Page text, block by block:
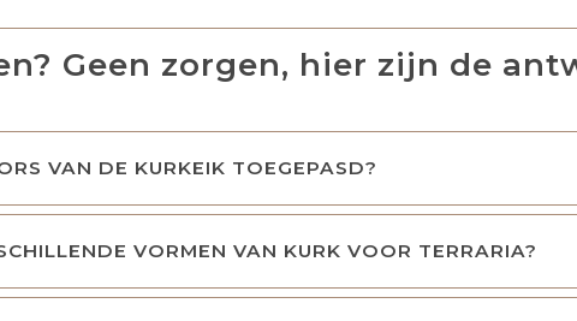
Geen zorgen, hier zijn de
VAN DE KURKEIK TOEGEPASD?
VORMEN VAN KURK VOOR TERRARIA?